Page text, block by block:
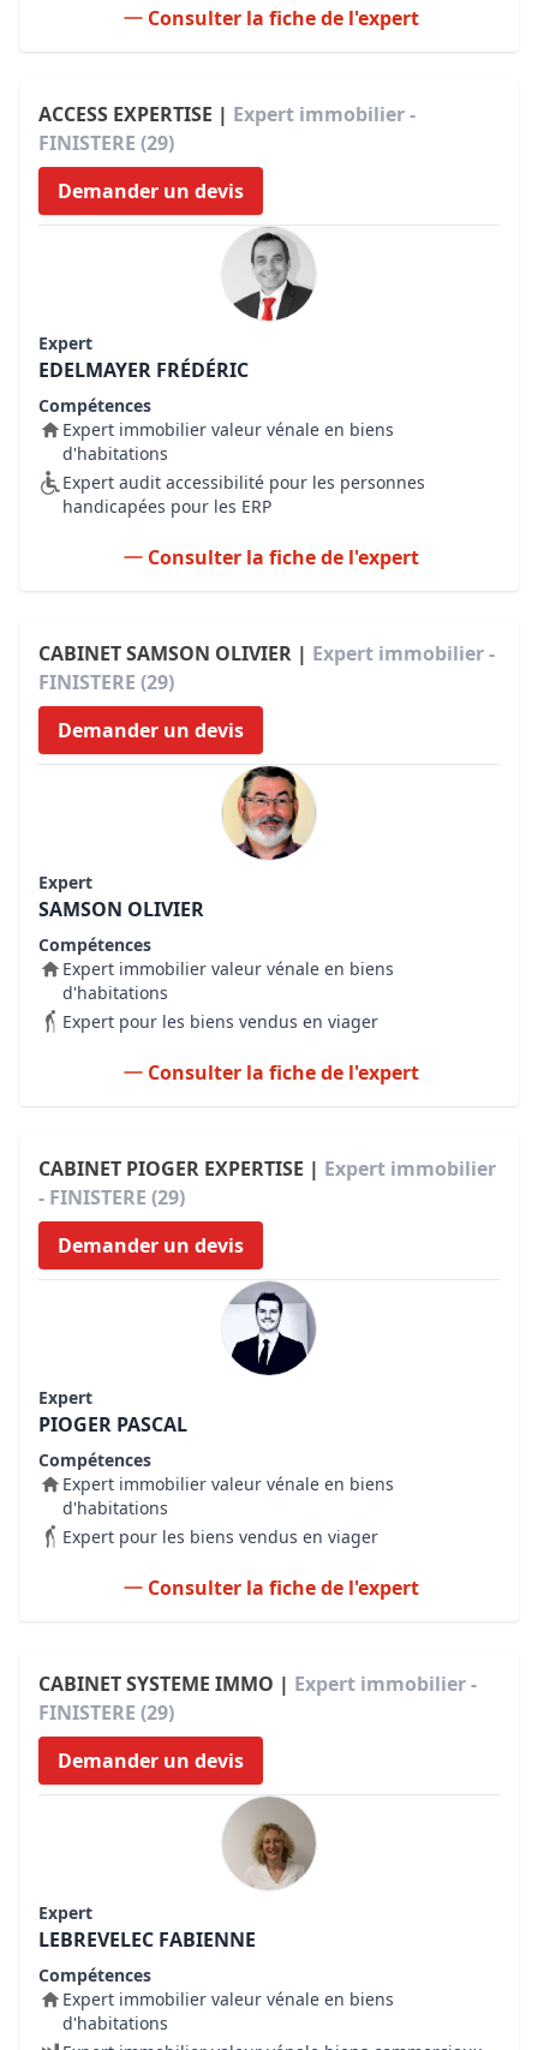
Consulter la fiche de l'expert
ACCESS EXPERTISE | Expert immobilier -
FINISTERE (29)
Demander un devis
Expert
EDELMAYER FRÉDÉRIC
Compétences
Expert immobilier valeur vénale en biens
d'habitations
Expert audit accessibilité pour les personnes
handicapées pour les ERP
Consulter la fiche de l'expert
CABINET SAMSON OLIVIER | Expert immobilier -
FINISTERE (29)
Demander un devis
Expert
SAMSON OLIVIER
Compétences
Expert immobilier valeur vénale en biens
d'habitations
Expert pour les biens vendus en viager
Consulter la fiche de l'expert
CABINET PIOGER EXPERTISE | Expert immobilier
- FINISTERE (29)
Demander un devis
Expert
PIOGER PASCAL
Compétences
Expert immobilier valeur vénale en biens
d'habitations
Expert pour les biens vendus en viager
Consulter la fiche de l'expert
CABINET SYSTEME IMMO | Expert immobilier -
FINISTERE (29)
Demander un devis
Expert
LEBREVELEC FABIENNE
Compétences
Expert immobilier valeur vénale en biens
d'habitations